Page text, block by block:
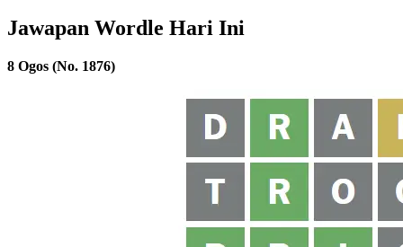
Jawapan Wordle Hari Ini
8 Ogos (No. 1876)